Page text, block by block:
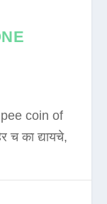
coin of
का द्यायचे,